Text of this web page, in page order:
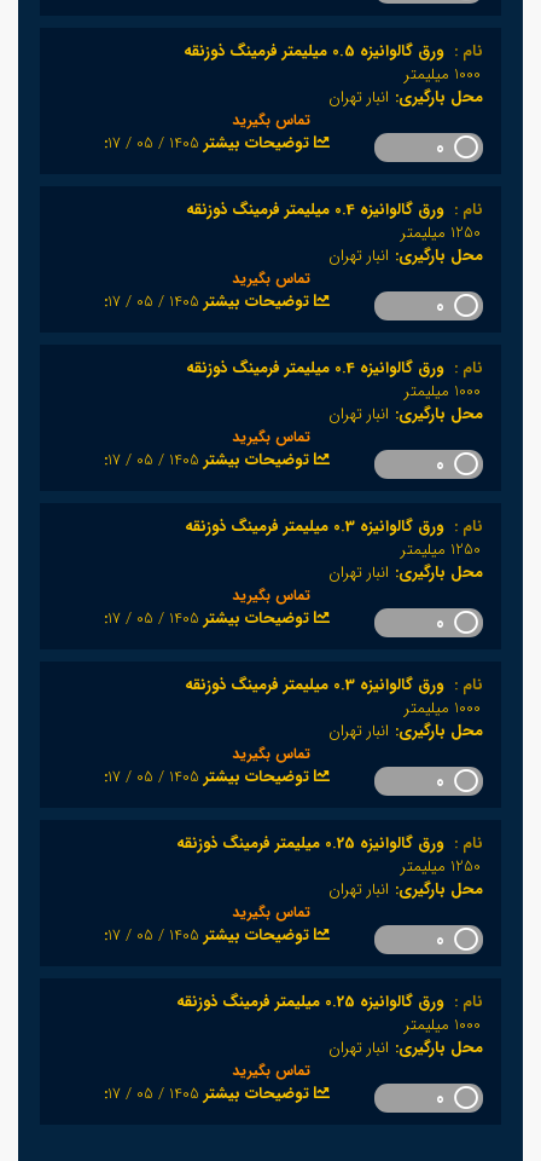
نام : ورق گالوانیزه 0.5 میلیمتر فرمینگ ذوزنقه
1000 میلیمتر
محل بارگیری: انبار تهران
تماس بگیرید
:توضیحات بیشتر1405 / 05 / 17
نام : ورق گالوانیزه 0.4 میلیمتر فرمینگ ذوزنقه
1250 میلیمتر
محل بارگیری: انبار تهران
تماس بگیرید
:توضیحات بیشتر1405 / 05 / 17
نام : ورق گالوانیزه 0.4 میلیمتر فرمینگ ذوزنقه
1000 میلیمتر
محل بارگیری: انبار تهران
تماس بگیرید
:توضیحات بیشتر1405 / 05 / 17
نام : ورق گالوانیزه 0.3 میلیمتر فرمینگ ذوزنقه
1250 میلیمتر
محل بارگیری: انبار تهران
تماس بگیرید
:توضیحات بیشتر1405 / 05 / 17
نام : ورق گالوانیزه 0.3 میلیمتر فرمینگ ذوزنقه
1000 میلیمتر
محل بارگیری: انبار تهران
تماس بگیرید
:توضیحات بیشتر1405 / 05 / 17
نام : ورق گالوانیزه 0.25 میلیمتر فرمینگ ذوزنقه
1250 میلیمتر
محل بارگیری: انبار تهران
تماس بگیرید
:توضیحات بیشتر1405 / 05 / 17
نام : ورق گالوانیزه 0.25 میلیمتر فرمینگ ذوزنقه
1000 میلیمتر
محل بارگیری: انبار تهران
تماس بگیرید
:توضیحات بیشتر1405 / 05 / 17